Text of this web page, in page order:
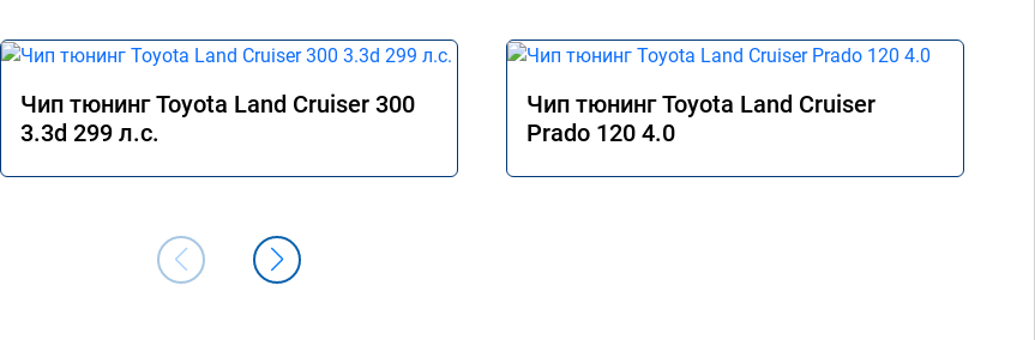
Чип тюнинг Toyota Land Cruiser 300
3.3d 299 л.с.
Чип тюнинг Toyota Land Cruiser
Prado 120 4.0